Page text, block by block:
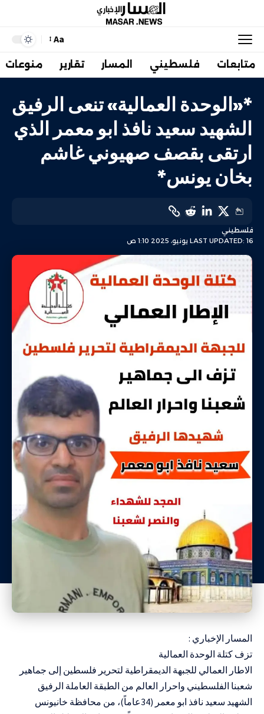
Aa
متابعات فلسطيني المسار تقارير منوعات
*«الوحدة العمالية» تنعى الرفيق
الشهيد سعيد نافذ ابو معمر الذي
ارتقى بقصف صهيوني غاشم
بخان يونس*
LAST UPDATED: 16 يونيو، 2025 1:10 ص
فلسطيني
المسار الإخباري :
تزف كتلة الوحدة العمالية
الاطار العمالي للجبهة الديمقراطية لتحرير فلسطين إلى جماهير
شعبنا الفلسطيني واحرار العالم من الطبقة العاملة الرفيق
الشهيد سعيد نافذ ابو معمر (34عاماً)، من محافظة خانيونس